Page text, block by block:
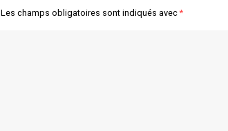
Les champs obligatoires sont indiqués avec*